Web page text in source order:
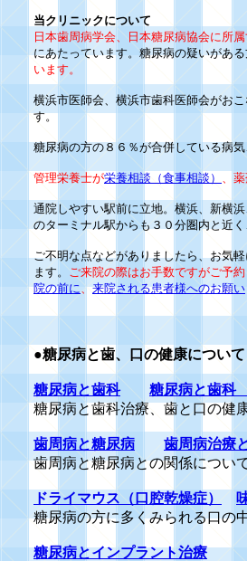
当クリニックについて
日本歯周病学会、日本糖尿病協会に所
にあたっています。糖尿病の疑いがあ
います。
横浜市医師会、横浜市歯科医師会がおこ
す。
糖尿病の方の８６％が合併している病気
管理栄養士が栄養相談（食事相談 ） 、
通院しやすい駅前に立地。横浜、新横
のターミナル駅からも３０分圏内と近
ご不明な点などがありましたら、お気
ます。 ご来院の際はお手数ですがご予約
院の前に、来院される患者様へのお願い
●糖尿病と歯、口の健康について
糖尿病と歯科
糖尿病と歯科
糖尿病と歯科治療、歯と口の健
歯周病と糖尿病 歯周病治療
歯周病と糖尿病との関係につい
ドライマウス（口腔乾燥症）
糖尿病の方に多くみられる口の
糖尿病とインプラント治療